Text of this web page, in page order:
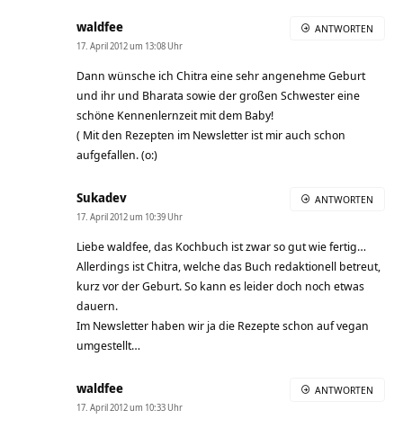
waldfee
17. April 2012 um 13:08 Uhr
Dann wünsche ich Chitra eine sehr angenehme Geburt
und ihr und Bharata sowie der großen Schwester eine
schöne Kennenlernzeit mit dem Baby!
( Mit den Rezepten im Newsletter ist mir auch schon
aufgefallen. (o:)
ANTWORTEN
Sukadev
17. April 2012 um 10:39 Uhr
Liebe waldfee, das Kochbuch ist zwar so gut wie fertig…
Allerdings ist Chitra, welche das Buch redaktionell betreut,
kurz vor der Geburt. So kann es leider doch noch etwas
dauern.
Im Newsletter haben wir ja die Rezepte schon auf vegan
umgestellt…
ANTWORTEN
waldfee
17. April 2012 um 10:33 Uhr
ANTWORTEN